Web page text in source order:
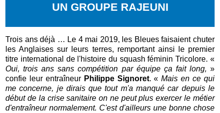
UN GROUPE RAJEUNI
Trois ans déjà … Le 4 mai 2019, les Bleues faisaient chuter
les Anglaises sur leurs terres, remportant ainsi le premier
titre international de l'histoire du squash féminin Tricolore. «
Oui, trois ans sans compétition par équipe ça fait long, »
confie leur entraîneur Philippe Signoret. «Mais en ce qui
me concerne, je dirais que tout m'a manqué car depuis le
début de la crise sanitaire on ne peut plus exercer le métier
d'entraîneur normalement. C'est d'ailleurs une bonne chose